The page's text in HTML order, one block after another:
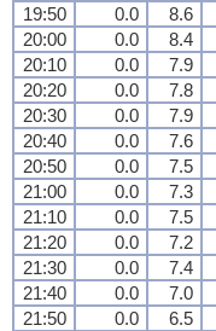
19:50
0.0 8.6
20:00
0.0 8.4
20:10
0.0 7.9
20:20
0.0 7.8
20:30
0.0 7.9
20:40
0.0 7.6
20:50
0.0 7.5
21:00
0.0 7.3
21:10
0.0 7.5
21:20
0.0 7.2
21:30
0.0 7.4
21:40
0.0 7.0
21:50
0.0 6.5